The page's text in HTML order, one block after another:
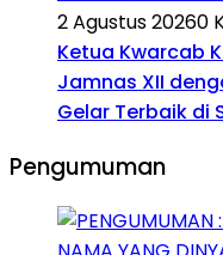
2 Agustus 20260
Ketua Kwarcab
Jamnas XII
Gelar Terbaik di
Pengumuman